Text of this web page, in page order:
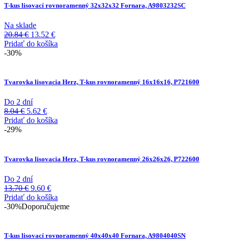
T-kus lisovací rovnoramenný 32x32x32 Fornara, A9803232SC
Na sklade
20.84€ Pôvodná
cena
13.52 €Aktuálna
cena
Pridať do košíka
-30%
Tvarovka lisovacia Herz, T-kus rovnoramenný 16x16x16, P721600
Do 2 dní
8.04€ Pôvodná
cena
5.62 €Aktuálna
cena
Pridať do košíka
-29%
Tvarovka lisovacia Herz, T-kus rovnoramenný 26x26x26, P722600
Do 2 dní
13.70€ Pôvodná
cena
bola:
9.60 €Aktuálna
cena
je:
Pridať do košíka
-30%Doporučujeme
T-kus lisovací rovnoramenný 40x40x40 Fornara, A9804040SN